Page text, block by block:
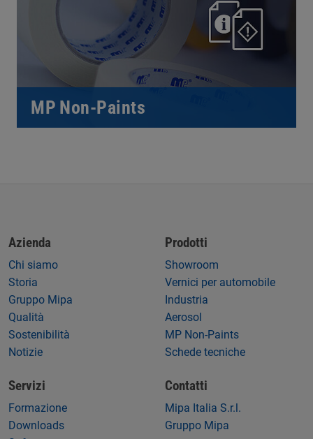
MP Non-Paints
Azienda
Chi siamo
Storia
Gruppo Mipa
Qualità
Sostenibilità
Notizie
Prodotti
Showroom
Vernici per automobile
Industria
Aerosol
MP Non-Paints
Schede tecniche
Servizi
Formazione
Downloads
Contatti
Mipa Italia S.r.l.
Gruppo Mipa